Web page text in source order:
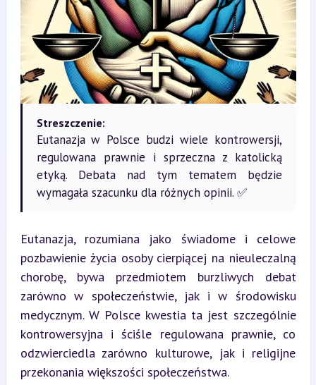
Streszczenie:
Eutanazja w Polsce budzi wiele kontrowersji,
regulowana prawnie i sprzeczna z katolicką
etyką. Debata nad tym tematem będzie
wymagała szacunku dla różnych opinii. ✅
Eutanazja, rozumiana jako świadome i celowe
pozbawienie życia osoby cierpiącej na nieuleczalną
chorobę, bywa przedmiotem burzliwych debat
zarówno w społeczeństwie, jak i w środowisku
medycznym. W Polsce kwestia ta jest szczególnie
kontrowersyjna i ściśle regulowana prawnie, co
odzwierciedla zarówno kulturowe, jak i religijne
przekonania większości społeczeństwa.